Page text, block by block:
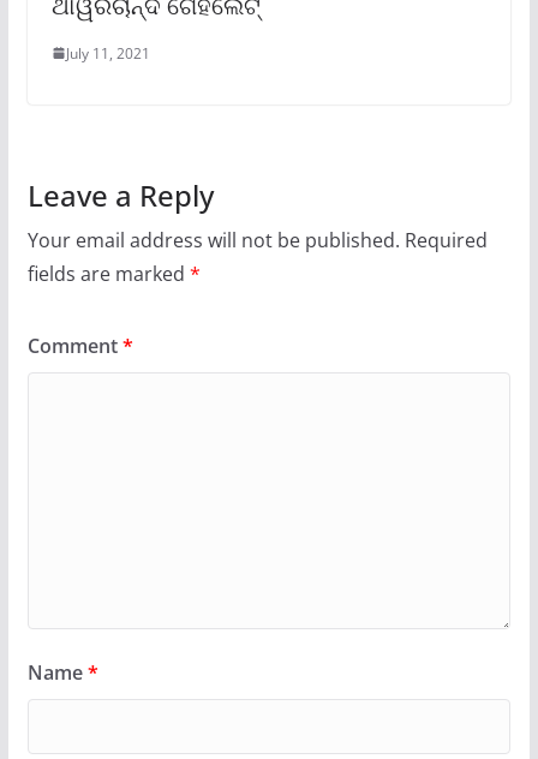
July 11, 2021
Leave a Reply
Your email address will not be published. Required
fields are marked *
Comment*
Name*